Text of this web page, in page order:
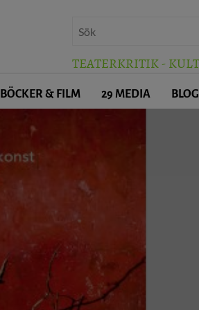
TEATERKRITIK -
BÖCKER & FILM 29 MEDIA